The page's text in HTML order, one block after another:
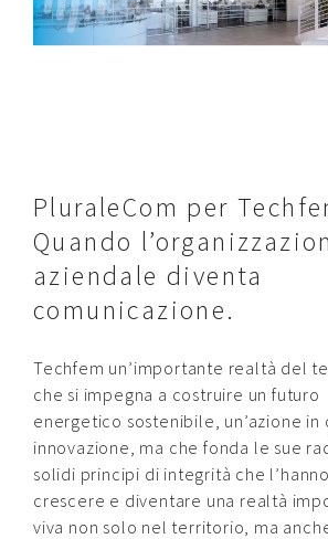
Chi siamo
Contatti
Raffaele Gerardi
PluraleCom per
Quando
aziendale diventa
comunicazione.
Techfem un’importante realtà del
che si impegna a costruire un futuro
energetico sostenibile, un’azione in
innovazione, ma che fonda le sue
solidi principi di integrità che
crescere e diventare una realtà
viva non solo nel territorio, ma